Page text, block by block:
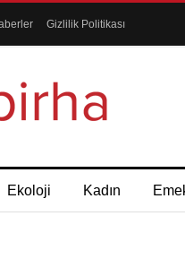
Gizlilik Politikası
Ekoloji Kadın